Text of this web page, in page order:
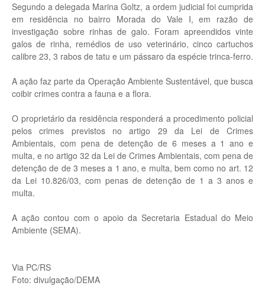
Segundo a delegada Marina Goltz, a ordem judicial foi cumprida
em residência no bairro Morada do Vale I, em razão de
investigação sobre rinhas de galo. Foram apreendidos vinte
galos de rinha, remédios de uso veterinário, cinco cartuchos
calibre 23, 3 rabos de tatu e um pássaro da espécie trinca-ferro.
A ação faz parte da Operação Ambiente Sustentável, que busca
coibir crimes contra a fauna e a flora.
O proprietário da residência responderá a procedimento policial
pelos crimes previstos no artigo 29 da Lei de Crimes
Ambientais, com pena de detenção de 6 meses a 1 ano e
multa, e no artigo 32 da Lei de Crimes Ambientais, com pena de
detenção de de 3 meses a 1 ano, e multa, bem como no art. 12
da Lei 10.826/03, com penas de detenção de 1 a 3 anos e
multa.
A ação contou com o apoio da Secretaria Estadual do Meio
Ambiente (SEMA).
Via PC/RS
Foto: divulgação/DEMA